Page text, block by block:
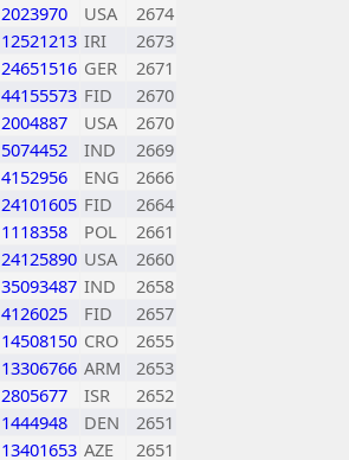
2023970 USA
2674
12521213 IRI
2673
24651516 GER
2671
44155573 FID
2670
2004887 USA
2670
5074452 IND
2669
4152956 ENG
2666
24101605 FID
2664
1118358 POL
2661
24125890 USA
2660
35093487 IND
2658
4126025 FID
2657
14508150 CRO
2655
13306766 ARM
2653
2805677 ISR
2652
1444948 DEN
2651
13401653 AZE
2651